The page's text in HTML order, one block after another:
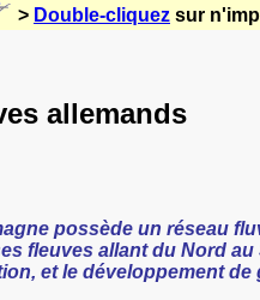
> Double-cliquez sur
allemands
possède un réseau
fleuves allant du Nord
et le développement